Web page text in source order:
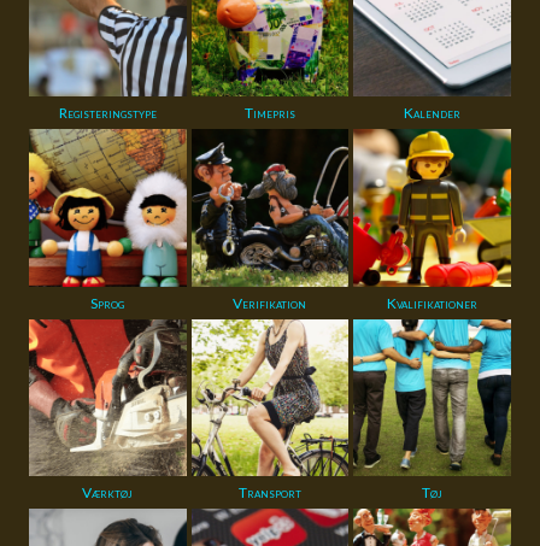
Registeringstype Timepris Kalender
Sprog Verifikation Kvalifikationer
Værktøj Transport Tøj